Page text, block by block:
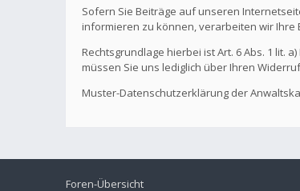
Sofern Sie Beiträge auf unseren
informieren zu können, verarbeiten wir Ihre
Rechtsgrundlage hierbei ist Art. 6 Abs. 1 lit.
müssen Sie uns lediglich über Ihren
Muster-Datenschutzerklärung der
Foren-Übersicht